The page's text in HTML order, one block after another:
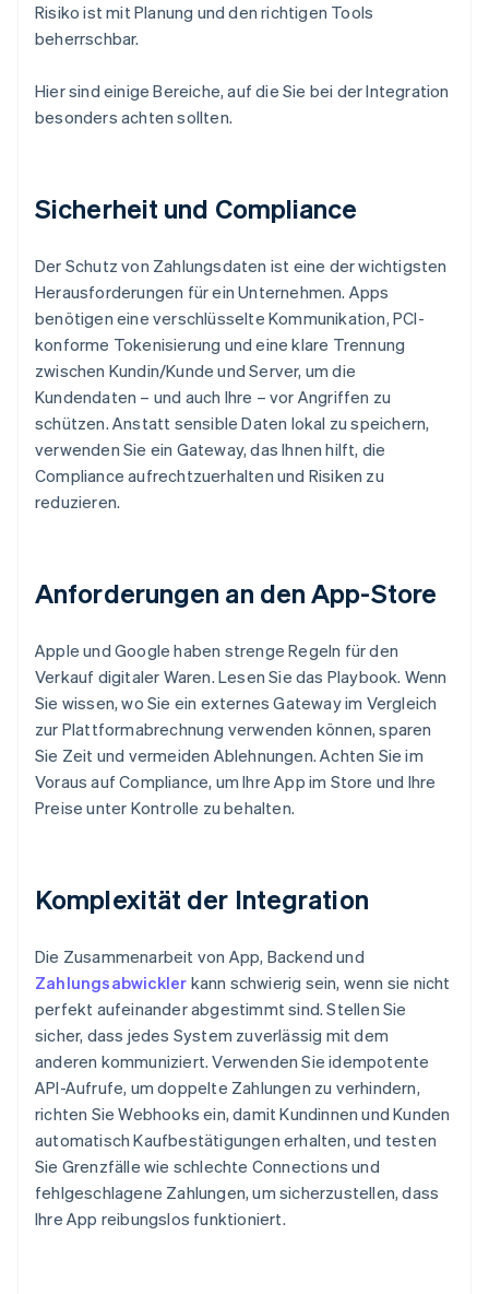
Risiko ist mit Planung und den richtigen Tools
beherrschbar.
Hier sind einige Bereiche, auf die Sie bei der Integration
besonders achten sollten.
Sicherheit und Compliance
Der Schutz von Zahlungsdaten ist eine der wichtigsten
Herausforderungen für ein Unternehmen. Apps
benötigen eine verschlüsselte Kommunikation, PCI-
konforme Tokenisierung und eine klare Trennung
zwischen Kundin/Kunde und Server, um die
Kundendaten – und auch Ihre – vor Angriffen zu
schützen. Anstatt sensible Daten lokal zu speichern,
verwenden Sie ein Gateway, das Ihnen hilft, die
Compliance aufrechtzuerhalten und Risiken zu
reduzieren.
Anforderungen an den App-Store
Apple und Google haben strenge Regeln für den
Verkauf digitaler Waren. Lesen Sie das Playbook. Wenn
Sie wissen, wo Sie ein externes Gateway im Vergleich
zur Plattformabrechnung verwenden können, sparen
Sie Zeit und vermeiden Ablehnungen. Achten Sie im
Voraus auf Compliance, um Ihre App im Store und Ihre
Preise unter Kontrolle zu behalten.
Komplexität der Integration
Die Zusammenarbeit von App, Backend und
Zahlungsabwickler kann schwierig sein, wenn sie nicht
perfekt aufeinander abgestimmt sind. Stellen Sie
sicher, dass jedes System zuverlässig mit dem
anderen kommuniziert. Verwenden Sie idempotente
API-Aufrufe, um doppelte Zahlungen zu verhindern,
richten Sie Webhooks ein, damit Kundinnen und Kunden
automatisch Kaufbestätigungen erhalten, und testen
Sie Grenzfälle wie schlechte Connections und
fehlgeschlagene Zahlungen, um sicherzustellen, dass
Ihre App reibungslos funktioniert.